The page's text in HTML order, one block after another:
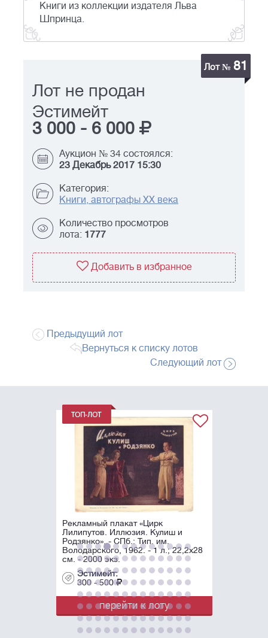
Книги из коллекции издателя Льва
Шпринца.
Лот № 81
Лот не продан
Эстимейт
3 000 - 6 000
Аукцион № 34 состоялся:
23 Декабрь 2017 15:30
Категория:
Книги, автографы XX века
Количество просмотров
лота: 1777
Добавить в избранное
Предыдущий лот
Вернуться к списку лотов
Следующий лот
Рекламный плакат «Цирк
Лилипутов. Иллюзия. Кулиш и
Родзянко». - СПб.: Тип. им.
Володарского, 1962. - 1 л.; 22,2х28
см. - 2000 экз.
Эстимейт:
300 - 500
перейти к лоту